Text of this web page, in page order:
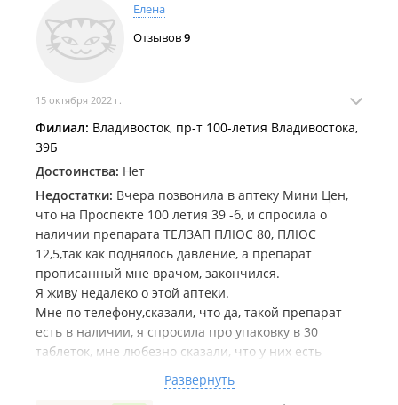
Елена
Отзывов9
15 октября 2022 г.
Филиал: Владивосток, пр-т 100-летия Владивостока,
39Б
Достоинства: Нет
Недостатки: Вчера позвонила в аптеку Мини Цен,
что на Проспекте 100 летия 39 -б, и спросила о
наличии препарата ТЕЛЗАП ПЛЮС 80, ПЛЮС
12,5,так как поднялось давление, а препарат
прописанный мне врачом, закончился.
Я живу недалеко о этой аптеки.
Мне по телефону,сказали, что да, такой препарат
есть в наличии, я спросила про упаковку в 30
таблеток, мне любезно сказали, что у них есть
30 таблеток будет стоить 520 руб.
Развернуть